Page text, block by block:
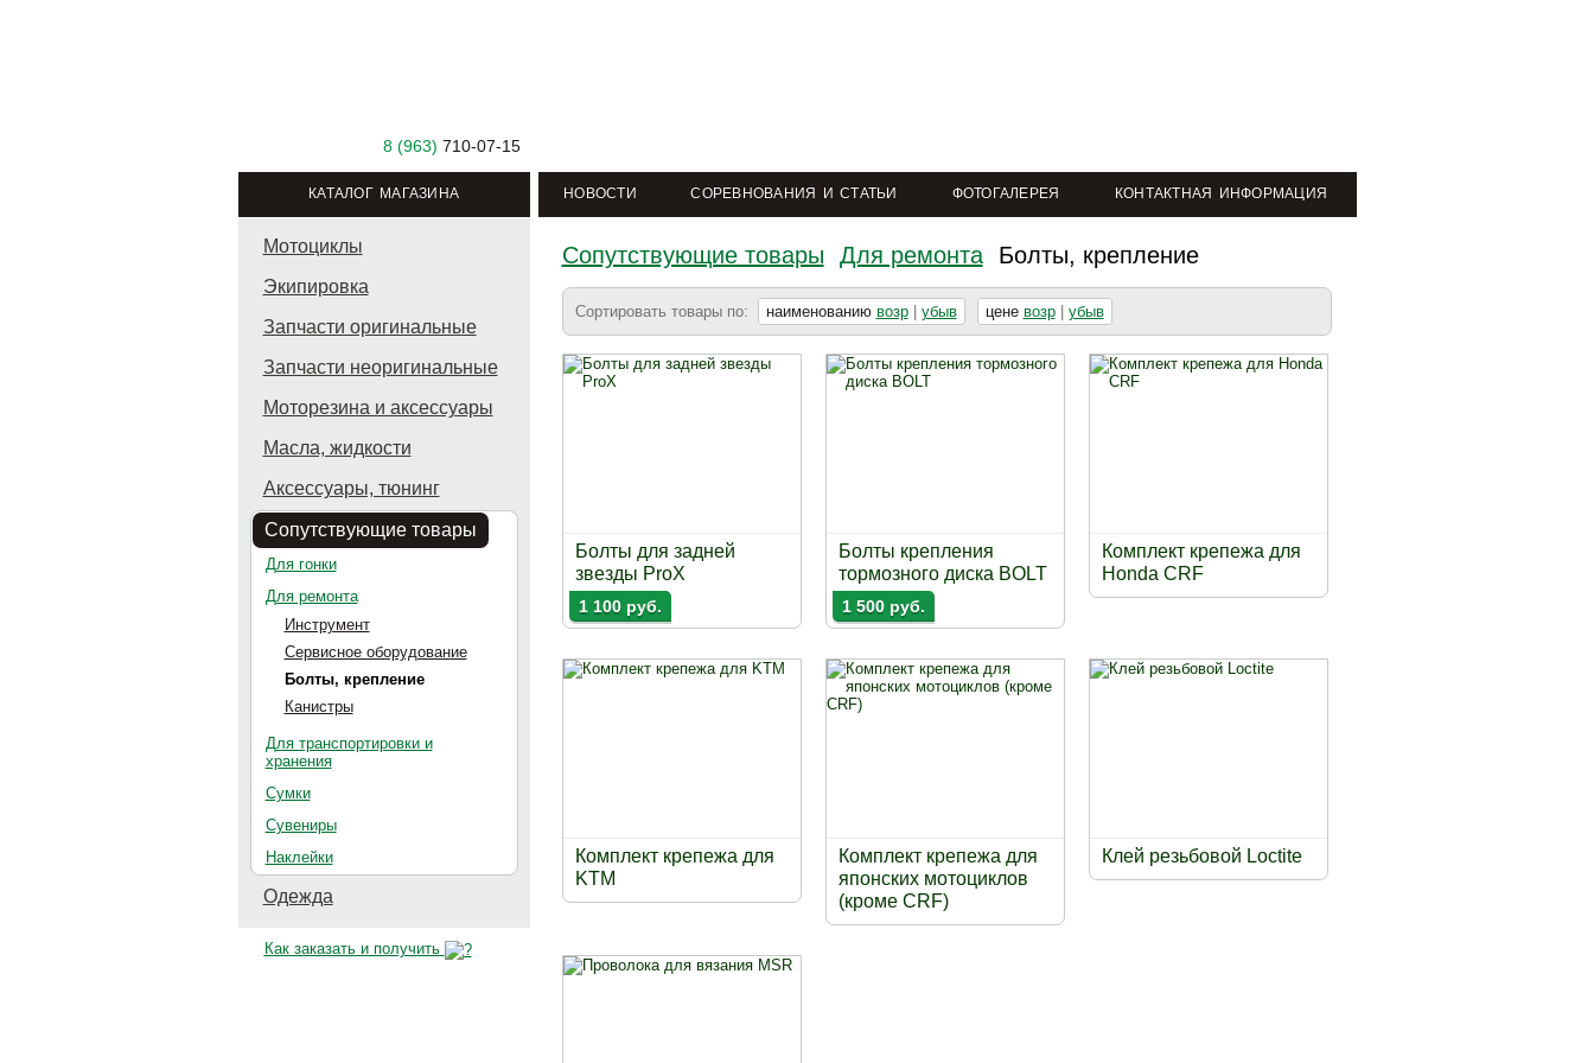
8 (963) 710-07-15
КАТАЛОГ МАГАЗИНА НОВОСТИ СОРЕВНОВАНИЯ И СТАТЬИ ФОТОГАЛЕРЕЯ КОНТАКТНАЯ ИНФОРМАЦИЯ
Мотоциклы
Экипировка
Запчасти оригинальные
Запчасти неоригинальные
Моторезина и аксессуары
Масла, жидкости
Аксессуары, тюнинг
Сопутствующие товары
Для гонки
Для ремонта
Инструмент
Сервисное оборудование
Болты, крепление
Канистры
Для транспортировки и
хранения
Сумки
Сувениры
Наклейки
Одежда
Как заказать и получить
Сопутствующие товары Для ремонта Болты, крепление
Сортировать товары по: наименованию возр убыв цене возр убыв
Болты для задней
звезды ProX
1 100 руб.
Болты крепления
тормозного диска BOLT
1 500 руб.
Комплект крепежа для
Honda CRF
Комплект крепежа для
KTM
Комплект крепежа для
японских мотоциклов
(кроме CRF)
Клей резьбовой Loctite